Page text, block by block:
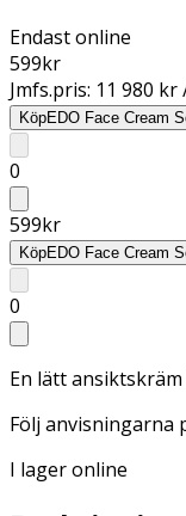
Endast online
599kr
Jmfs.pris: 11 980 kr
KöpEDO Face Cream
0
599kr
KöpEDO Face Cream
0
En lätt
Följ
I lager online